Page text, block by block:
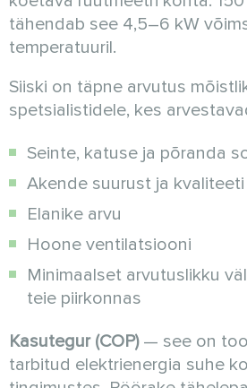
tähendab see 4,5–6 kW
temperatuuril.
Siiski on täpne arvutus
spetsialistidele, kes
Seinte, katuse ja põranda
Akende suurust ja kvaliteeti
Elanike arvu
Hoone ventilatsiooni
Minimaalset arvutuslikku
teie piirkonnas
Kasutegur (COP)— see on
tarbitud elektrienergia suhe